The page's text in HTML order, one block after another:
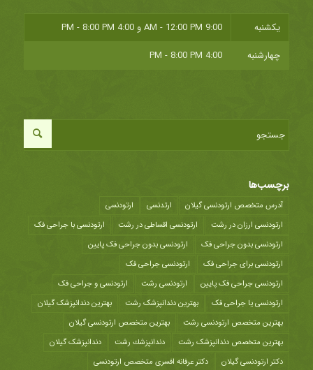
یکشنبه 9:00 AM - 12:00 PM و 4:00 PM - 8:00 PM
چهارشنبه
4:00 PM - 8:00 PM
برچسب‌ها
آدرس متخصص ارتودنسی گیلان ارتدنسی
ارتودنسی
ارتودنسی ارزان در رشت
ارتودنسی اقساطی در رشت
ارتودنسی با جراحی فک
ارتودنسی بدون جراحی فک
ارتودنسی بدون جراحی فک پایین
ارتودنسی برای جراحی فک
ارتودنسی جراحی فک
ارتودنسی جراحی فک پایین
ارتودنسی رشت
ارتودنسی و جراحی فک
ارتودنسی یا جراحی فک
بهترین دندانپزشک رشت
بهترین دندانپزشک گیلان
بهترین متخصص ارتودنسی رشت
بهترین متخصص ارتودنسی گیلان
بهترین متخصص دندانپزشک رشت
دندانپزشك رشت
دندانپزشک گیلان
دکتر ارتودنسی گیلان
دکتر عرفانه افسری متخصص ارتودنسی